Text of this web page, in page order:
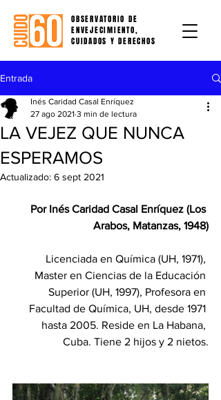
OBSERVATORIO DE
ENVEJECIMIENTO,
CUIDADOS Y DERECHOS
Entrada
LA VEJEZ QUE NUNCA
ESPERAMOS
Inés Caridad Casal Enríquez
27 ago 2021 3 min de lectura
Actualizado: 6 sept 2021
Por Inés Caridad Casal Enríquez (Los
Arabos, Matanzas, 1948)
Licenciada en Química (UH, 1971),
Master en Ciencias de la Educación
Superior (UH, 1997), Profesora en
Facultad de Química, UH, desde 1971
hasta 2005. Reside en La Habana,
Cuba. Tiene 2 hijos y 2 nietos.